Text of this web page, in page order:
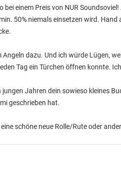
bei einem Preis von NUR
50% niemals einsetzen wird.
dazu. Und ich würde Lügen,
Tag ein Türchen öffnen konnte.
Jahren dein sowieso kleines
geschrieben hat.
schöne neue Rolle/Rute oder